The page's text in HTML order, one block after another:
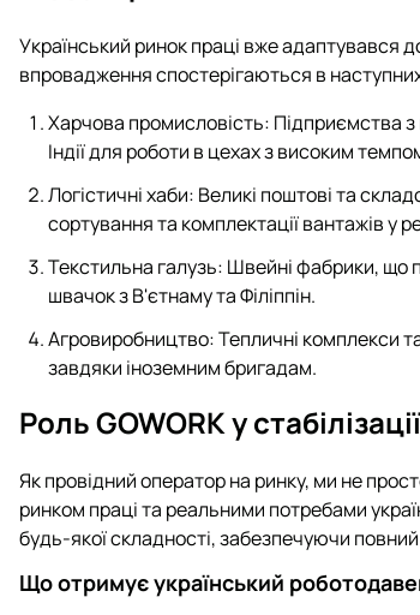
Український ринок праці вже адаптувався
впровадження спостерігаються в
Харчова промисловість: Підприємства
Індії для роботи в цехах з високим
Логістичні хаби: Великі поштові та
сортування та комплектації вантажів у
Текстильна галузь: Швейні фабрики, що
швачок з В'єтнаму та Філіппін.
Агровиробництво: Тепличні комплекси
завдяки іноземним бригадам.
Роль GOWORK у
Як провідний оператор на ринку, ми не
ринком праці та реальними потребами
будь-якої складності, забезпечуючи
Що отримує український